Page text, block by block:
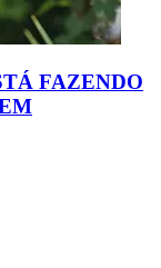
FAZENDO